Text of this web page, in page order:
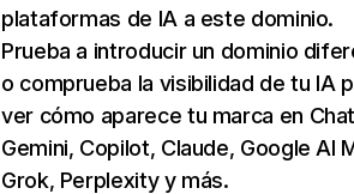
plataformas de IA a este dominio.
Prueba a introducir un dominio
o comprueba la visibilidad de tu IA
ver cómo aparece tu marca en
Gemini, Copilot, Claude, Google AI
Grok, Perplexity y más.